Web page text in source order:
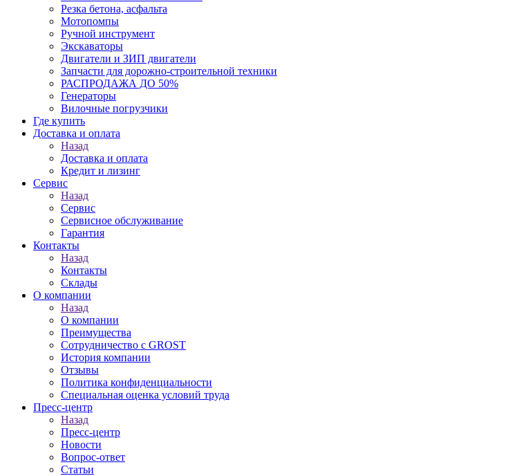
Резка бетона, асфальта
Мотопомпы
Ручной инструмент
Экскаваторы
Двигатели и ЗИП двигатели
Запчасти для дорожно-строительной техники
РАСПРОДАЖА ДО 50%
Генераторы
Вилочные погрузчики
Где купить
Доставка и оплата
Назад
Доставка и оплата
Кредит и лизинг
Сервис
Назад
Сервис
Сервисное обслуживание
Гарантия
Контакты
Назад
Контакты
Склады
О компании
Назад
О компании
Преимущества
Сотрудничество с GROST
История компании
Отзывы
Политика конфиденциальности
Специальная оценка условий труда
Пресс-центр
Назад
Пресс-центр
Новости
Вопрос-ответ
Статьи